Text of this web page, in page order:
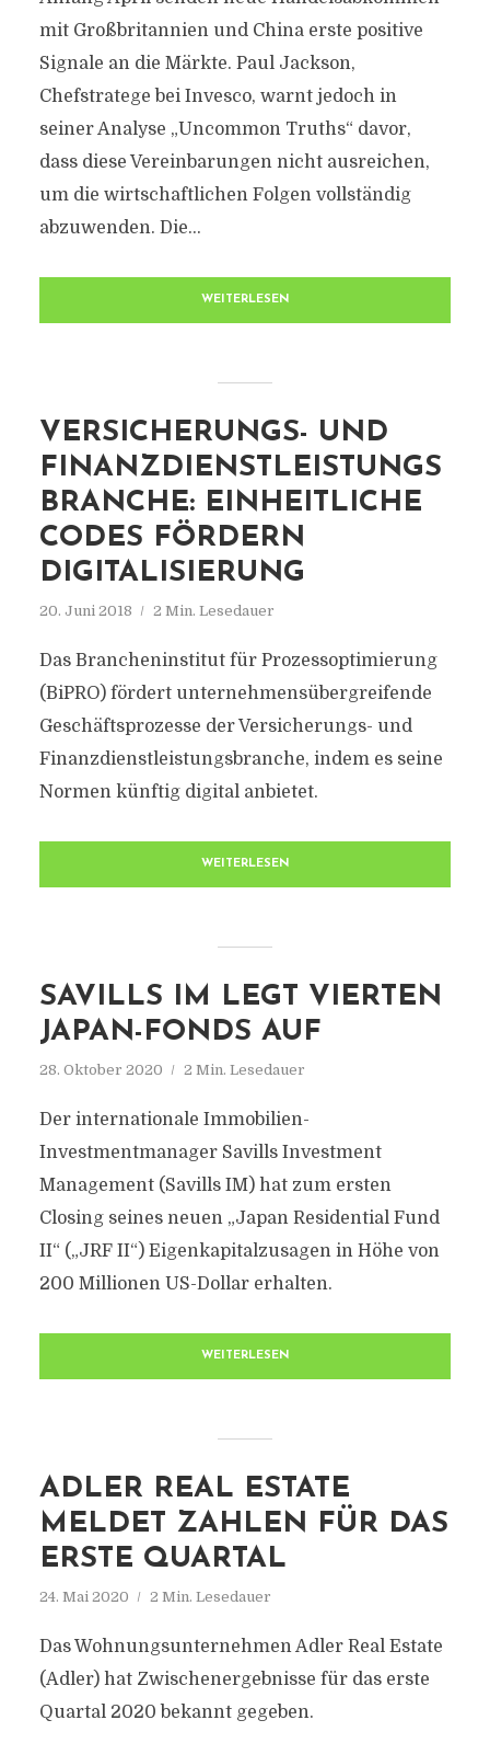
mit Großbritannien und China erste positive
Signale an die Märkte. Paul Jackson,
Chefstratege bei Invesco, warnt jedoch in
seiner Analyse „Uncommon Truths“ davor,
dass diese Vereinbarungen nicht ausreichen,
um die wirtschaftlichen Folgen vollständig
abzuwenden. Die...
WEITERLESEN
VERSICHERUNGS- UND
FINANZDIENSTLEISTUNGS
BRANCHE: EINHEITLICHE
CODES FÖRDERN
DIGITALISIERUNG
20. Juni 2018 2 Min. Lesedauer
Das Brancheninstitut für Prozessoptimierung
(BiPRO) fördert unternehmensübergreifende
Geschäftsprozesse der Versicherungs- und
Finanzdienstleistungsbranche, indem es seine
Normen künftig digital anbietet.
WEITERLESEN
SAVILLS IM LEGT VIERTEN
JAPAN-FONDS AUF
28. Oktober 2020 2 Min. Lesedauer
Der internationale Immobilien-
Investmentmanager Savills Investment
Management (Savills IM) hat zum ersten
Closing seines neuen „Japan Residential Fund
II“ („JRF II“) Eigenkapitalzusagen in Höhe von
200 Millionen US-Dollar erhalten.
WEITERLESEN
ADLER REAL ESTATE
MELDET ZAHLEN FÜR DAS
ERSTE QUARTAL
24. Mai 2020 2 Min. Lesedauer
Das Wohnungsunternehmen Adler Real Estate
(Adler) hat Zwischenergebnisse für das erste
Quartal 2020 bekannt gegeben.